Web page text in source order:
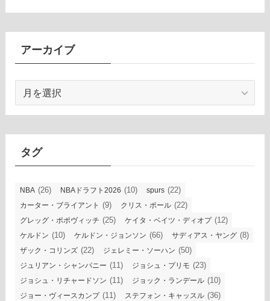
アーカイブ
カ
イ
タグ
NBA (26) NBAドラフト2026 (10) spurs (22)
カーター・ブライアント (9) クリス・ポール (22)
グレッグ・ポポヴィッチ (25) ケイタ・ベイツ・ディオプ(12)
ケルドン (10) ケルドン・ジョンソン (66) サディアス・ヤング (8)
ザック・コリンズ (22) ジェレミー・ソーハン (50)
ジュリアン・シャンパニー (11) ジョシュ・プリモ (23)
ジョシュ・リチャードソン (11) ジョック・ランデール (10)
ジョー・ヴィースカンプ(11) ステフォン・キャッスル (36)